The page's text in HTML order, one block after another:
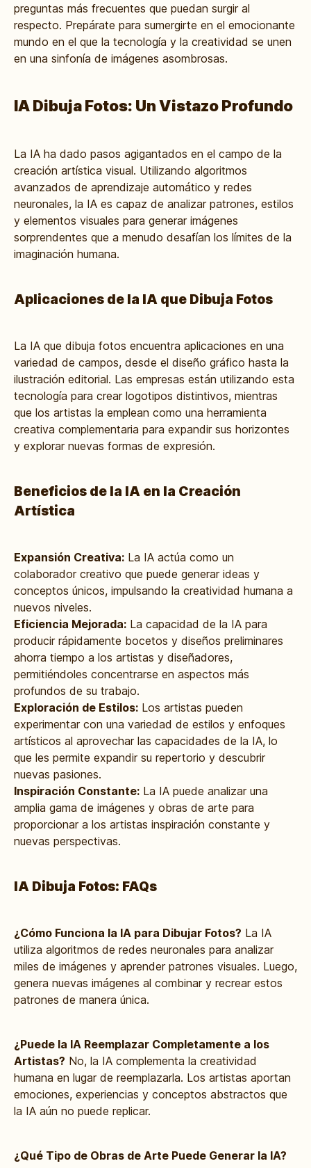
preguntas más frecuentes que puedan surgir al
respecto. Prepárate para sumergirte en el emocionante
mundo en el que la tecnología y la creatividad se unen
en una sinfonía de imágenes asombrosas.
IA Dibuja Fotos: Un Vistazo Profundo
La IA ha dado pasos agigantados en el campo de la
creación artística visual. Utilizando algoritmos
avanzados de aprendizaje automático y redes
neuronales, la IA es capaz de analizar patrones, estilos
y elementos visuales para generar imágenes
sorprendentes que a menudo desafían los límites de la
imaginación humana.
Aplicaciones de la IA que Dibuja Fotos
La IA que dibuja fotos encuentra aplicaciones en una
variedad de campos, desde el diseño gráfico hasta la
ilustración editorial. Las empresas están utilizando esta
tecnología para crear logotipos distintivos, mientras
que los artistas la emplean como una herramienta
creativa complementaria para expandir sus horizontes
y explorar nuevas formas de expresión.
Beneficios de la IA en la Creación
Artística
Expansión Creativa: La IA actúa como un
colaborador creativo que puede generar ideas y
conceptos únicos, impulsando la creatividad humana a
nuevos niveles.
Eficiencia Mejorada: La capacidad de la IA para
producir rápidamente bocetos y diseños preliminares
ahorra tiempo a los artistas y diseñadores,
permitiéndoles concentrarse en aspectos más
profundos de su trabajo.
Exploración de Estilos: Los artistas pueden
experimentar con una variedad de estilos y enfoques
artísticos al aprovechar las capacidades de la IA, lo
que les permite expandir su repertorio y descubrir
nuevas pasiones.
Inspiración Constante: La IA puede analizar una
amplia gama de imágenes y obras de arte para
proporcionar a los artistas inspiración constante y
nuevas perspectivas.
IA Dibuja Fotos: FAQs
¿Cómo Funciona la IA para Dibujar Fotos? La IA
utiliza algoritmos de redes neuronales para analizar
miles de imágenes y aprender patrones visuales. Luego,
genera nuevas imágenes al combinar y recrear estos
patrones de manera única.
¿Puede la IA Reemplazar Completamente a los
Artistas? No, la IA complementa la creatividad
humana en lugar de reemplazarla. Los artistas aportan
emociones, experiencias y conceptos abstractos que
la IA aún no puede replicar.
¿Qué Tipo de Obras de Arte Puede Generar la IA?